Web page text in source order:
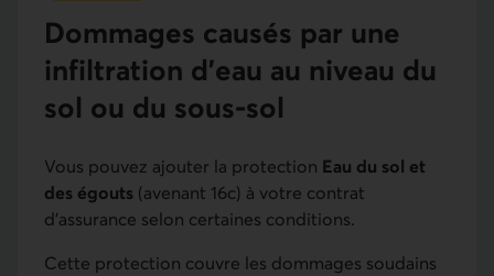
Dom­mages causés par une
infiltration d’eau au niveau du
sol ou du sous-sol
Vous pouvez ajouter la protection Eau du sol et
des égouts (avenant 16c) à votre contrat
d’assurance selon certaines conditions.
Cette protection couvre les dommages soudains